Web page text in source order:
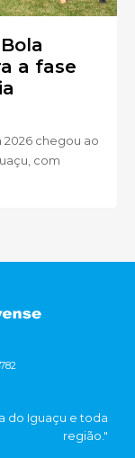
a fase
2026 chegou ao
com
do Iguaçu e toda
região."